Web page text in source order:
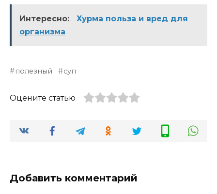
Интересно:
Хурма польза и вред для
организма
полезный суп
Оцените статью
Добавить комментарий